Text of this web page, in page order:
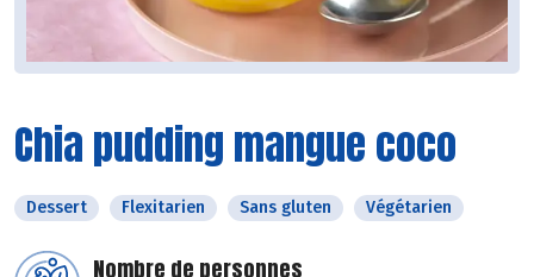
Chia pudding mangue coco
Dessert Flexitarien Sans gluten Végétarien
Nombre de personnes